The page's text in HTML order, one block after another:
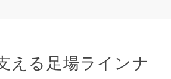
える足場ラインナ